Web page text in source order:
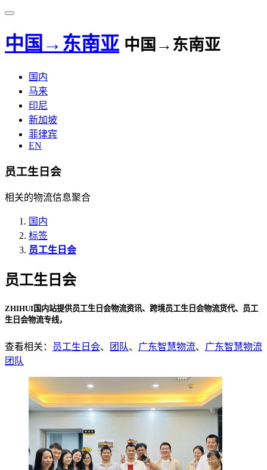
中国→东南亚 中国→东南亚
国内
马来
印尼
新加坡
菲律宾
EN
员工生日会
相关的物流信息聚合
国内
标签
员工生日会
员工生日会
ZHIHUI国内站提供员工生日会物流资讯、跨境员工生日会物流货代、员工
生日会物流专线，
查看相关： 员工生日会、 团队、 广东智慧物流、 广东智慧物流
团队